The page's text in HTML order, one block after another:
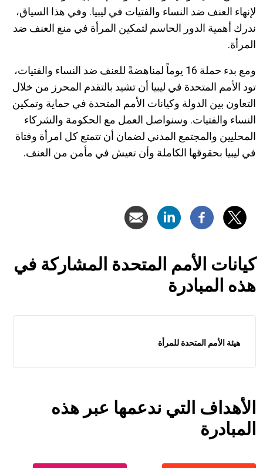
لإنهاء العنف ضد النساء والفتيات في ليبيا. وفي هذا السياق،
ندرك أهمية الدور الحاسم لتمكين المرأة في منع العنف ضد
المرأة.
‎ومع بدء حملة 16 يوماً لمناهضةً للعنف ضد النساء والفتيات،
تود الأمم المتحدة في ليبيا أن تشيد بالتقدم المحرز من خلال
التعاون بين الدولة وكيانات الأمم المتحدة في حماية وتمكين
النساء والفتيات. وسنواصل العمل مع الحكومة والشركاء
المحليين والمجتمع المدني لضمان أن تتمتع كل امرأة وفتاة
في ليبيا بحقوقها الكاملة وأن تعيش في مأمن من العنف.
كيانات الأمم المتحدة المشاركة في
هذه المبادرة
هيئة الأمم المتحدة للمرأة
الأهداف التي ندعمها عبر هذه
المبادرة